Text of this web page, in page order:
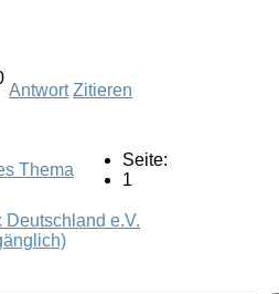
Antwort Zitieren
Thema
Seite:
1
Deutschland e.V.